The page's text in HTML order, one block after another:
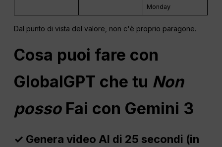
Monday
Dal punto di vista del valore, non c'è proprio paragone.
Cosa puoi fare con
GlobalGPT che tu Non
possoFai con Gemini 3
✓ Genera video AI di 25 secondi (in